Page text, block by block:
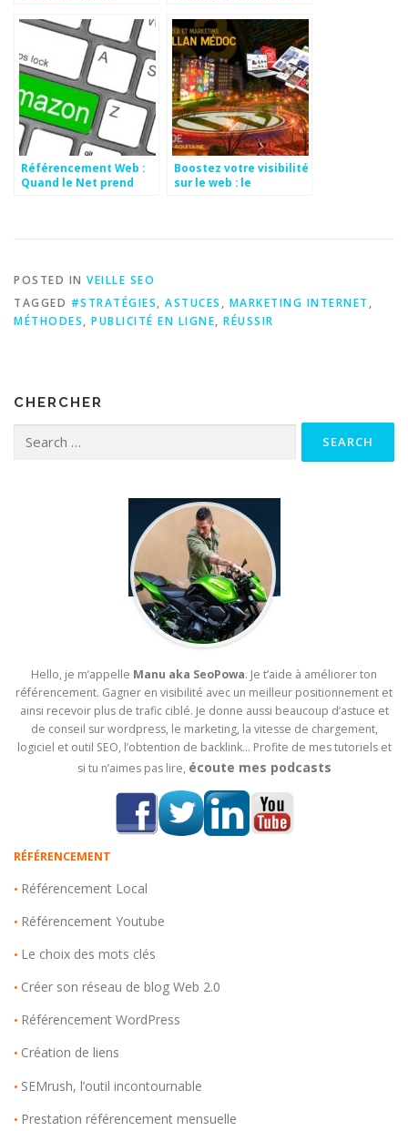
Conseils
Référencement Web :
Quand le Net prend
Boostez votre visibilité
sur le web : le
POSTED IN VEILLE SEO
TAGGED #STRATÉGIES, ASTUCES , MARKETING INTERNET ,
MÉTHODES, PUBLICITÉ EN LIGNE, RÉUSSIR
CHERCHER
Hello, je m’appelle Manu aka SeoPowa. Je t’aide à améliorer ton
référencement. Gagner en visibilité avec un meilleur positionnement et
ainsi recevoir plus de trafic ciblé. Je donne aussi beaucoup d’astuce et
de conseil sur wordpress, le marketing, la vitesse de chargement,
logiciel et outil SEO, l’obtention de backlink… Profite de mes tutoriels et
si tu n’aimes pas lire, écoute mes podcasts
RÉFÉRENCEMENT
• Référencement Local
• Référencement Youtube
• Le choix des mots clés
• Créer son réseau de blog Web 2.0
• Référencement WordPress
• Création de liens
• SEMrush, l’outil incontournable
• Prestation référencement mensuelle